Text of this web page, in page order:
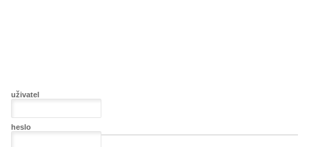
uživatel
heslo